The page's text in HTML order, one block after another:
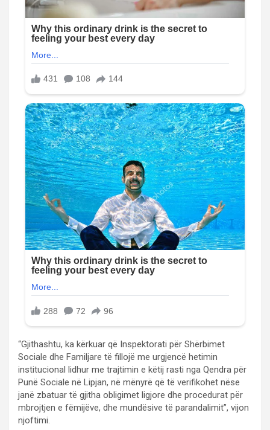
“Gjithashtu, ka kërkuar që Inspektorati për Shërbimet
Sociale dhe Familjare të fillojë me urgjencë hetimin
institucional lidhur me trajtimin e këtij rasti nga Qendra për
Punë Sociale në Lipjan, në mënyrë që të verifikohet nëse
janë zbatuar të gjitha obligimet ligjore dhe procedurat për
mbrojtjen e fëmijëve, dhe mundësive të parandalimit”, vijon
njoftimi.